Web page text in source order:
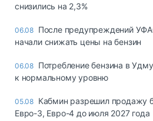
снизились на 2,3%
06.08 После предупреждений
начали снижать цены на бензин
06.08 Потребление бензина в
к нормальному уровню
05.08 Кабмин разрешил продажу
Евро-3, Евро-4 до июля 2027 года